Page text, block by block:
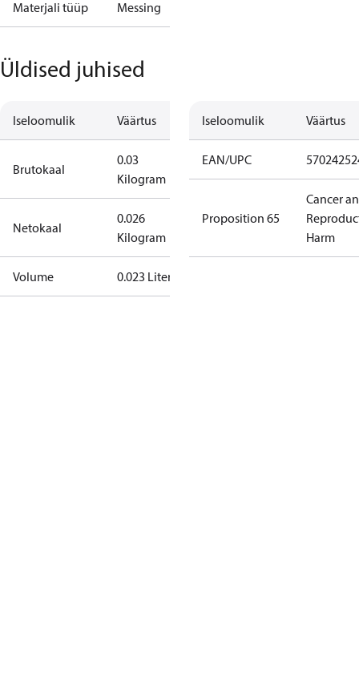
Materjali tüüp Messing
Üldised juhised
Iseloomulik Väärtus
Brutokaal
0.03
Kilogram
Netokaal
0.026
Kilogram
Volume 0.023 Liter
Iseloomulik Väärtus
EAN/UPC
Proposition 65
Cancer
Harm